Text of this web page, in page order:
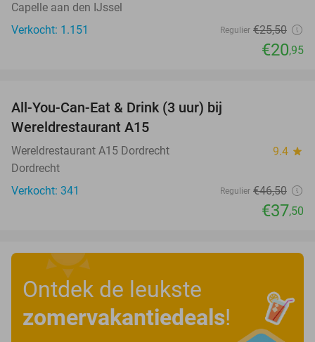
Capelle aan den IJssel
Verkocht: 1.151
Regulier €25,50
€20,95
All-You-Can-Eat & Drink (3 uur) bij
Wereldrestaurant A15
Wereldrestaurant A15 Dordrecht 9.4 star
Dordrecht
Verkocht: 341
Regulier €46,50
€37,50
Ontdek de leukste
zomervakantiedeals!